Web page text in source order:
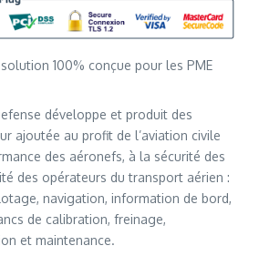
100% conçue pour les PME
développe et produit des
ajoutée au profit de l’aviation civile
des aéronefs, à la sécurité des
des opérateurs du transport aérien :
navigation, information de bord,
de calibration, freinage,
et maintenance.